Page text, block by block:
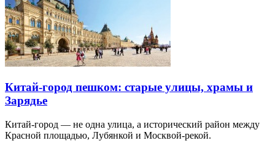
Китай-город пешком: старые улицы, храмы и
Зарядье
Китай-город — не одна улица, а исторический район между
Красной площадью, Лубянкой и Москвой-рекой.